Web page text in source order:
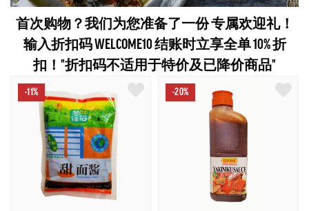
首次购物？我们为您准备了一份 专属欢迎礼！
输入折扣码 WELCOME10 结账时立享全单 10% 折
扣！"折扣码不适用于特价及已降价商品"
-11% -20%